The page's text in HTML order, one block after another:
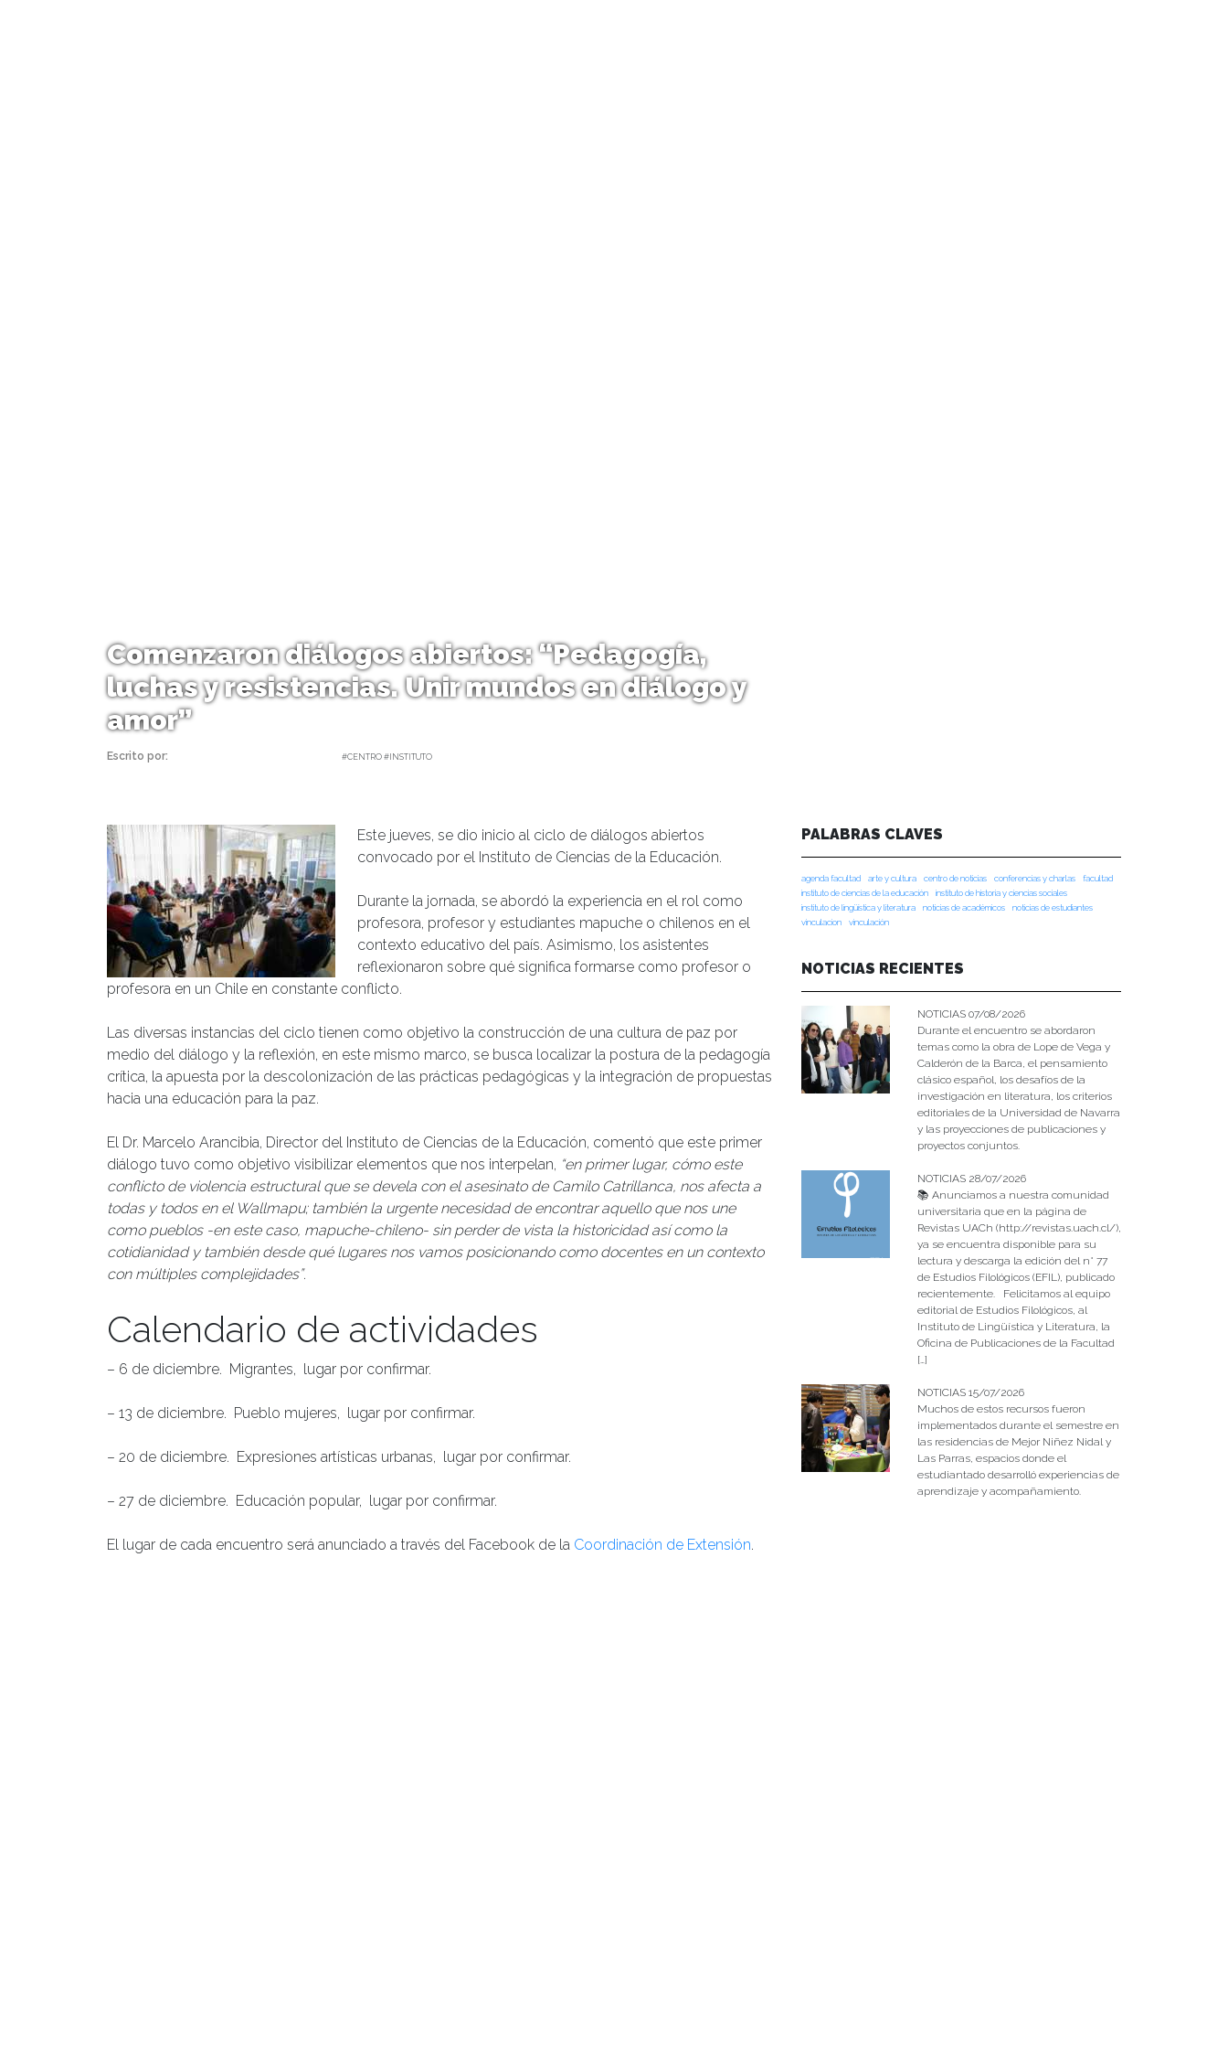
Comenzaron diálogos abiertos: “Pedagogía,
luchas y resistencias. Unir mundos en diálogo y
amor”
Escrito por: #CENTRO #INSTITUTO
Este jueves, se dio inicio al ciclo de diálogos abiertos
convocado por el Instituto de Ciencias de la Educación.
Durante la jornada, se abordó la experiencia en el rol como
profesora, profesor y estudiantes mapuche o chilenos en el
contexto educativo del país. Asimismo, los asistentes
reflexionaron sobre qué significa formarse como profesor o
profesora en un Chile en constante conflicto.
Las diversas instancias del ciclo tienen como objetivo la construcción de una cultura de paz por
medio del diálogo y la reflexión, en este mismo marco, se busca localizar la postura de la pedagogía
crítica, la apuesta por la descolonización de las prácticas pedagógicas y la integración de propuestas
hacia una educación para la paz.
El Dr. Marcelo Arancibia, Director del Instituto de Ciencias de la Educación, comentó que este primer
diálogo tuvo como objetivo visibilizar elementos que nos interpelan, “en primer lugar, cómo este
conflicto de violencia estructural que se devela con el asesinato de Camilo Catrillanca, nos afecta a
todas y todos en el Wallmapu; también la urgente necesidad de encontrar aquello que nos une
como pueblos -en este caso, mapuche-chileno- sin perder de vista la historicidad así como la
cotidianidad y también desde qué lugares nos vamos posicionando como docentes en un contexto
con múltiples complejidades”.
Calendario de actividades
– 6 de diciembre. Migrantes, lugar por confirmar.
– 13 de diciembre. Pueblo mujeres, lugar por confirmar.
– 20 de diciembre. Expresiones artísticas urbanas, lugar por confirmar.
– 27 de diciembre. Educación popular, lugar por confirmar.
El lugar de cada encuentro será anunciado a través del Facebook de la Coordinación de Extensión.
PALABRAS CLAVES
agenda facultad arte y cultura centro de noticias conferencias y charlas
facultad
instituto de ciencias de la educación
instituto de historia y ciencias sociales
instituto de lingüística y literatura
noticias de académicos
noticias de estudiantes
vinculacion
vinculación
NOTICIAS RECIENTES
NOTICIAS 07/08/2026
Durante el encuentro se abordaron
temas como la obra de Lope de Vega y
Calderón de la Barca, el pensamiento
clásico español, los desafíos de la
investigación en literatura, los criterios
editoriales de la Universidad de Navarra
y las proyecciones de publicaciones y
proyectos conjuntos.
NOTICIAS 28/07/2026
📚 Anunciamos a nuestra comunidad
universitaria que en la página de
Revistas UACh (http://revistas.uach.cl/),
ya se encuentra disponible para su
lectura y descarga la edición del n° 77
de Estudios Filológicos (EFIL), publicado
recientemente. Felicitamos al equipo
editorial de Estudios Filológicos, al
Instituto de Lingüística y Literatura, la
Oficina de Publicaciones de la Facultad
[…]
NOTICIAS 15/07/2026
Muchos de estos recursos fueron
implementados durante el semestre en
las residencias de Mejor Niñez Nidal y
Las Parras, espacios donde el
estudiantado desarrolló experiencias de
aprendizaje y acompañamiento.